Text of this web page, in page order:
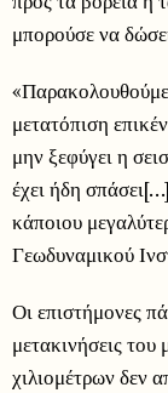
μπορούσε να
«Παρακολουθούμε
μετατόπιση
μην ξεφύγει η
έχει ήδη
κάποιου
Γεωδυναμικού
Οι επιστήμονες
μετακινήσεις
χιλιομέτρων δεν